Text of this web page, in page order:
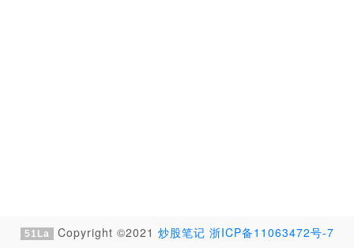
51La Copyright ©2021 炒股笔记 浙ICP备11063472号-7